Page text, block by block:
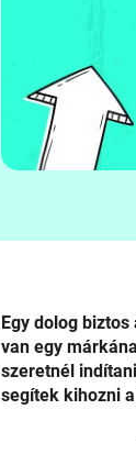
Egy dolog
van egy
szeretnél
segítek kihozni